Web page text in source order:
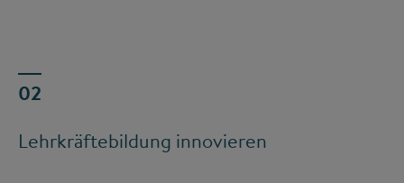
Lehrkräftebildung innovieren